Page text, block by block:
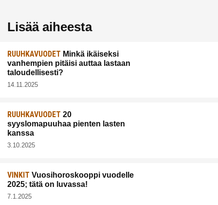
Lisää aiheesta
RUUHKAVUODET Minkä ikäiseksi
vanhempien pitäisi auttaa lastaan
taloudellisesti?
14.11.2025
RUUHKAVUODET 20
syyslomapuuhaa pienten lasten
kanssa
3.10.2025
VINKIT Vuosihoroskooppi vuodelle
2025; tätä on luvassa!
7.1.2025